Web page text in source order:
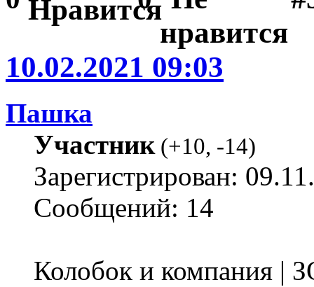
10.02.2021 09:03
Пашка
Участник(+10, -14)
Зарегистрирован:
Сообщений: 14
Колобок и компания |